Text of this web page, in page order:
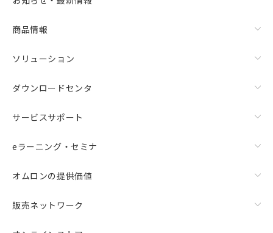
商品情報
ソリューション
ダウンロードセンタ
サービスサポート
eラーニング・セミナ
オムロンの提供価値
販売ネットワーク